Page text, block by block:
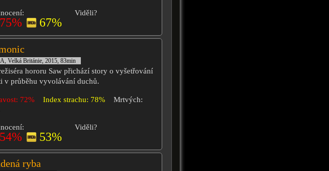
75% 67%
Viděli?
Velká Británie, 2015, 83min
hororu Saw přichází story o vyšetřování
v průběhu vyvolávání duchů.
72% Index strachu: 78%
Mrtvých:
54% 53%
Viděli?
ryba